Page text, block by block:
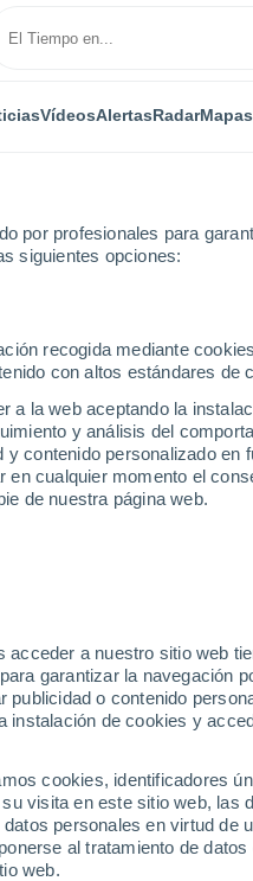
por profesionales para
siguientes opciones:
recogida mediante
con altos estándares de
a la web aceptando la
y análisis del
contenido personalizado en
en cualquier momento el
de nuestra página web.
a nuestro sitio web
garantizar la navegación
o contenido
instalación de cookies y
cookies, identificadores
visita en este sitio web, las
personales en virtud de
al tratamiento de
web.
VídeosAlertasRadarMapas
Hoy
8 Ago
5 0
0 / 8
Espesor de
Espesor de